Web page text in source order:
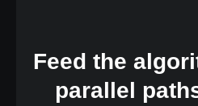
Feed the
parallel